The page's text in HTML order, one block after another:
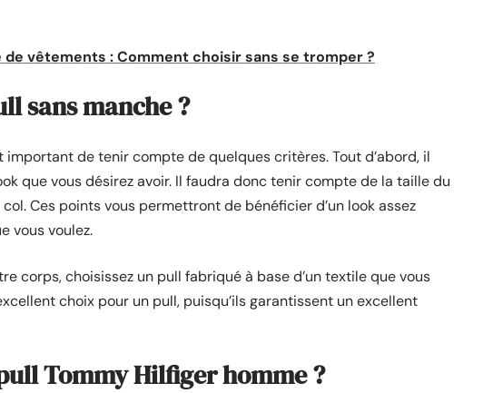
de vêtements : Comment choisir sans se tromper ?
sans manche ?
important de tenir compte de quelques critères. Tout d’abord, il
que vous désirez avoir. Il faudra donc tenir compte de la taille du
Ces points vous permettront de bénéficier d’un look assez
vous voulez.
corps, choisissez un pull fabriqué à base d’un textile que vous
choix pour un pull, puisqu’ils garantissent un excellent
Tommy Hilfiger homme ?